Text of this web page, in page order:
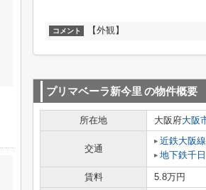
コメント 【外観】
プリマベーラ新今里 の物件概要
所在地 大阪府大阪
交通
近鉄大阪線
地下鉄千
賃料 5.8万円